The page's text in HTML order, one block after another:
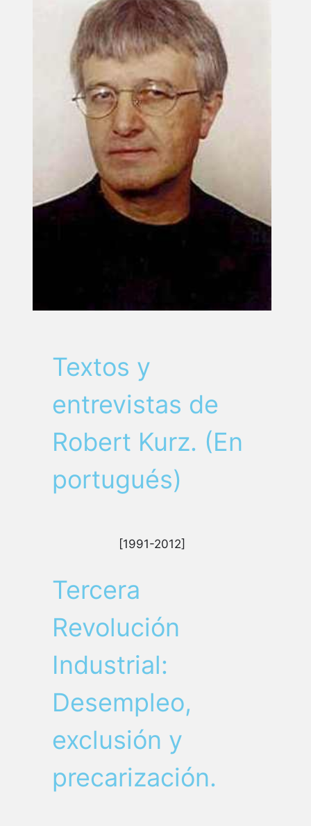
Textos y
entrevistas de
Robert Kurz. (En
portugués)
[1991-2012]
Tercera
Revolución
Industrial:
Desempleo,
exclusión y
precarización.